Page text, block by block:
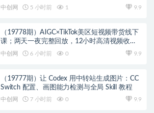
作・剪映实操完成完整漫剧成片
中创网 5 小时前 1 9.9
（19778期）AIGC×TikTok美区短视频带货线下
课；两天一夜完整回放，12小时高清视频收录
头部操盘手全流程教学
中创网 6 小时前 0 9.9
（19777期）让 Codex 用中转站生成图片：CC
Switch 配置、画图能力检测与全局 Skill 教程
中创网 7 小时前 0 9.9